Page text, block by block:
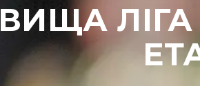
ВИЩА ЛІГА